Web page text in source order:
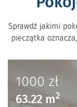
Sprawdź jakimi
pieczątka
1000zł
63.22 m2